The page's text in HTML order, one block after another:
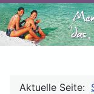
Aktuelle Seite: